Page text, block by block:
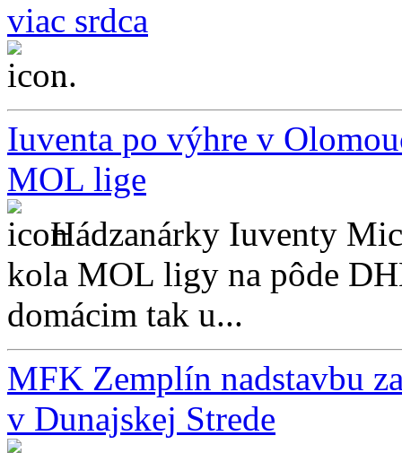
viac srdca
...
Iuventa po výhre v
MOL lige
Hádzanárky Iuventy
kola MOL ligy na pôde
domácim tak u...
MFK Zemplín nadstavbu
v Dunajskej Strede